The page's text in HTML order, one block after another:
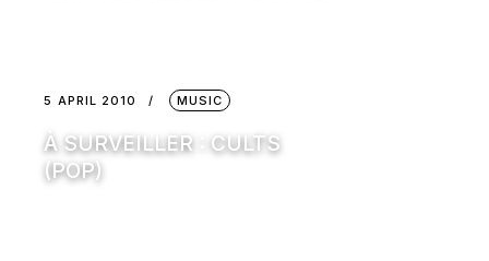
5 APRIL 2010 MUSIC
À SURVEILLER : CULTS
(POP)